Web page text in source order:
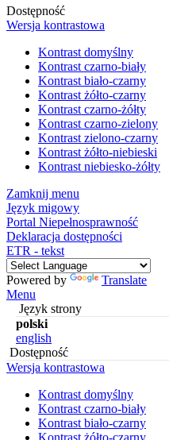
Dostępność
Wersja kontrastowa
Kontrast domyślny
Kontrast czarno-biały
Kontrast biało-czarny
Kontrast żółto-czarny
Kontrast czarno-żółty
Kontrast czarno-zielony
Kontrast zielono-czarny
Kontrast żółto-niebieski
Kontrast niebiesko-żółty
Zamknij menu
Język migowy
Portal Niepełnosprawność
Deklaracja dostępności
ETR - tekst
Powered by
Translate
Menu
Język strony
polski
english
Dostępność
Wersja kontrastowa
Kontrast domyślny
Kontrast czarno-biały
Kontrast biało-czarny
Kontrast żółto-czarny